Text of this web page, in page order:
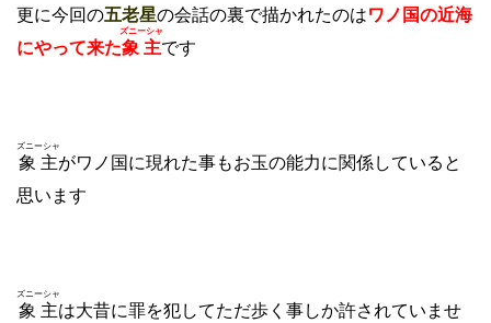
更に今回の五老星の会話の裏で描かれたのはワノ国の近海
にやって来た象主
ズニーシャ
です
象主
ズニーシャ
がワノ国に現れた事もお玉の能力に関係していると
思います
象主
ズニーシャ
は大昔に罪を犯してただ歩く事しか許されていませ